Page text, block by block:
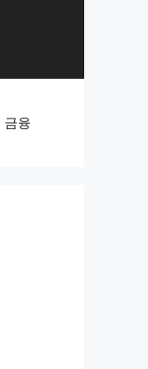
금융